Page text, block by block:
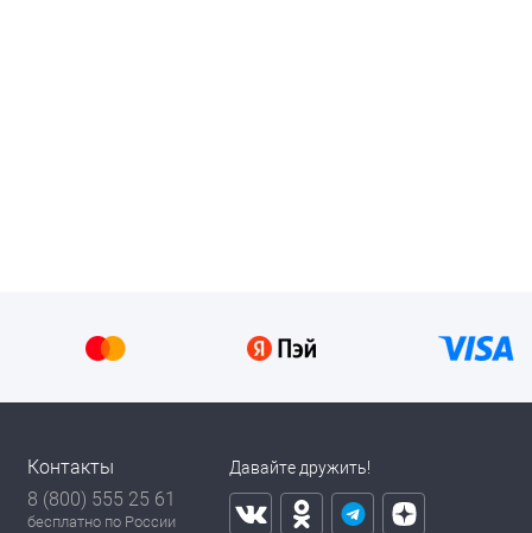
Контакты
8 (800) 555 25 61
бесплатно по России
Давайте дружить!